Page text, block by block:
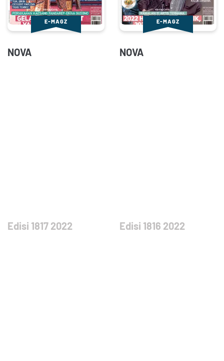
E-MAGZ
NOVA
Edisi 1817 2022
E-MAGZ
NOVA
Edisi 1816 2022